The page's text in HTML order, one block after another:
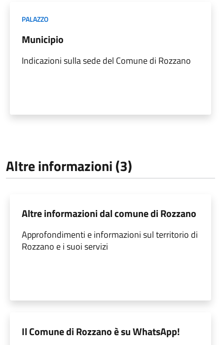
PALAZZO
Municipio
Indicazioni sulla sede del Comune di Rozzano
Altre informazioni (3)
Altre informazioni dal comune di Rozzano
Approfondimenti e informazioni sul territorio di
Rozzano e i suoi servizi
Il Comune di Rozzano è su WhatsApp!